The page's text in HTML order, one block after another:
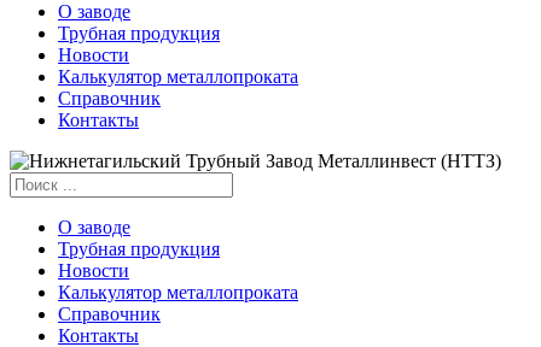
О заводе
Трубная продукция
Новости
Калькулятор металлопроката
Справочник
Контакты
О заводе
Трубная продукция
Новости
Калькулятор металлопроката
Справочник
Контакты